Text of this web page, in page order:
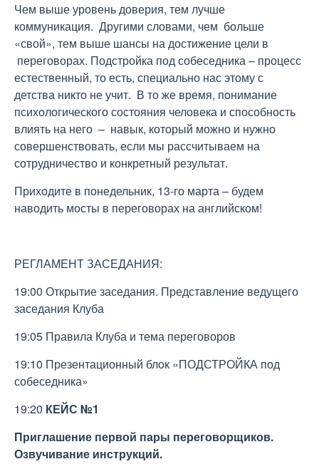
Чем выше уровень доверия, тем лучше
коммуникация. Другими словами, чем больше
«свой», тем выше шансы на достижение цели в
переговорах. Подстройка под собеседника – процесс
естественный, то есть, специально нас этому с
детства никто не учит. В то же время, понимание
психологического состояния человека и способность
влиять на него – навык, который можно и нужно
совершенствовать, если мы рассчитываем на
сотрудничество и конкретный результат.
Приходите в понедельник, 13-го марта – будем
наводить мосты в переговорах на английском!
РЕГЛАМЕНТ ЗАСЕДАНИЯ:
19:00 Открытие заседания. Представление ведущего
заседания Клуба
19:05 Правила Клуба и тема переговоров
19:10 Презентационный блок «ПОДСТРОЙКА под
собеседника»
19:20 КЕЙС №1
Приглашение первой пары переговорщиков.
Озвучивание инструкций.